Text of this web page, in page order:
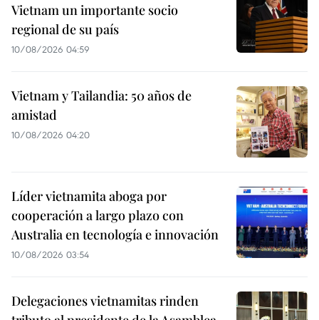
Vietnam un importante socio
regional de su país
10/08/2026 04:59
Vietnam y Tailandia: 50 años de
amistad
10/08/2026 04:20
Líder vietnamita aboga por
cooperación a largo plazo con
Australia en tecnología e innovación
10/08/2026 03:54
Delegaciones vietnamitas rinden